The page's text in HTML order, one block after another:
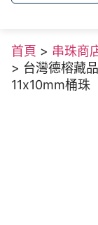
EN
TH
VI
首頁 > 串珠商
> 台灣德榕藏
11x10mm桶珠